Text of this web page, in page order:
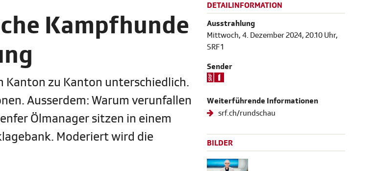
Kampfhunde
Kanton zu Kanton unterschiedlich.
Ausserdem: Warum verunfallen
Ölmanager sitzen in einem
Moderiert wird die
DETAILINFORMATION
Ausstrahlung
Mittwoch, 4. Dezember 2024, 20.10 Uhr,
SRF 1
Sender
Weiterführende Informationen
srf.ch/rundschau
BILDER